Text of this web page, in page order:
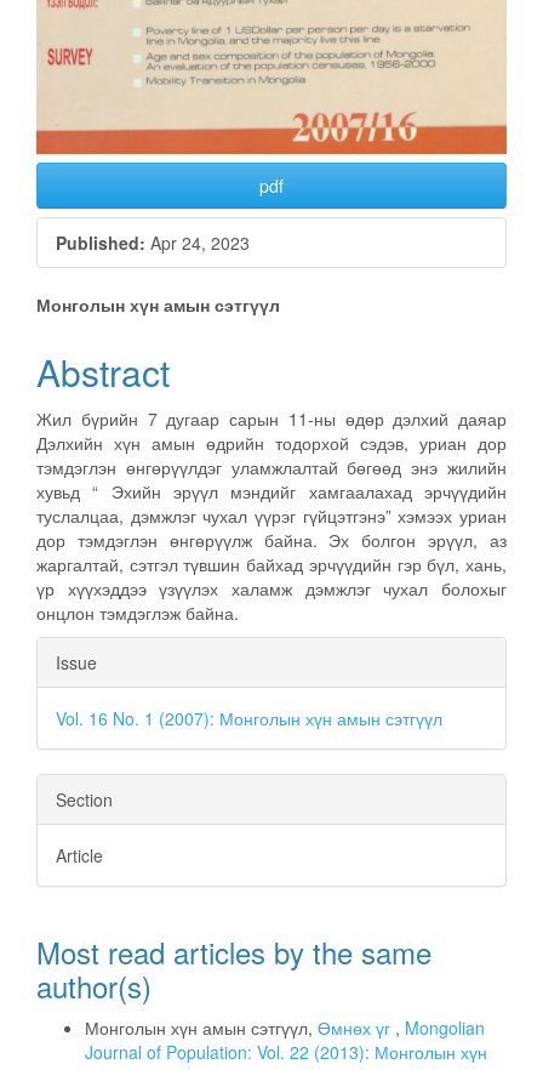
pdf
Published: Apr 24, 2023
Main
Article
Content
Монголын хүн амын сэтгүүл
Abstract
Жил бүрийн 7 дугаар сарын 11-ны өдөр дэлхий даяар
Дэлхийн хүн амын өдрийн тодорхой сэдэв, уриан дор
тэмдэглэн өнгөрүүлдэг уламжлалтай бөгөөд энэ жилийн
хувьд “ Эхийн эрүүл мэндийг хамгаалахад эрчүүдийн
туслалцаа, дэмжлэг чухал үүрэг гүйцэтгэнэ” хэмээх уриан
дор тэмдэглэн өнгөрүүлж байна. Эх болгон эрүүл, аз
жаргалтай, сэтгэл түвшин байхад эрчүүдийн гэр бүл, хань,
үр хүүхэддээ үзүүлэх халамж дэмжлэг чухал болохыг
онцлон тэмдэглэж байна.
Article
Details
Issue
Vol. 16 No. 1 (2007): Монголын хүн амын сэтгүүл
Section
Article
Most read articles by the same
author(s)
Монголын хүн амын сэтгүүл, Өмнөх үг , Mongolian
Journal of Population: Vol. 22 (2013): Монголын хүн